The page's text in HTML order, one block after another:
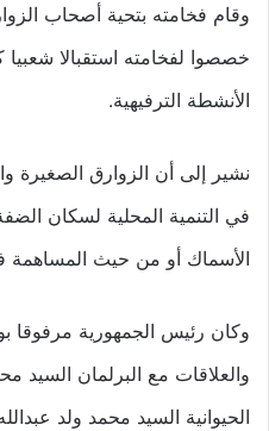
وقام فخامته بتحية أصحاب
خصصوا لفخامته استقبالا
الأنشطة الترفيهية.
نشير إلى أن الزوارق الصغيرة
في التنمية المحلية لسكان
الأسماك أو من حيث المساهمة
وكان رئيس الجمهورية مرفوقا
والعلاقات مع البرلمان السيد
الحيوانية السيد محمد ولد